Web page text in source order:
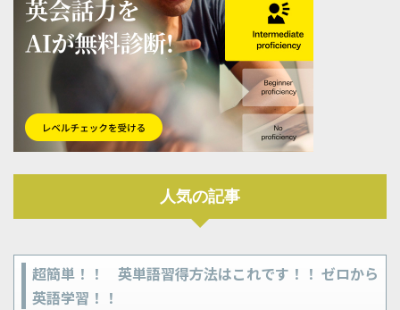
人気の記事
超簡単！！ 英単語習得方法はこれです！！ ゼロから
英語学習！！